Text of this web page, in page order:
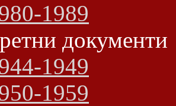
1989
документи
1949
1959